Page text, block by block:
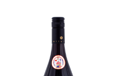
Nealkoholické
Nealkoholické